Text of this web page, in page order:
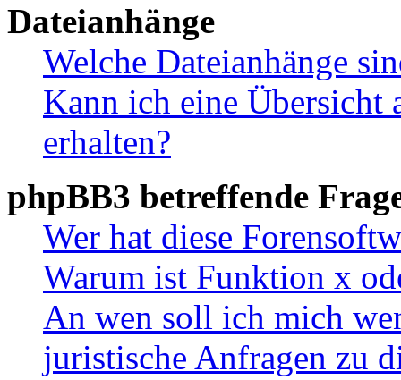
Dateianhänge
Welche Dateianhänge
Kann ich eine Übersicht
erhalten?
phpBB3 betreffende
Wer hat diese
Warum ist Funktion x
An wen soll ich mich
juristische Anfragen zu